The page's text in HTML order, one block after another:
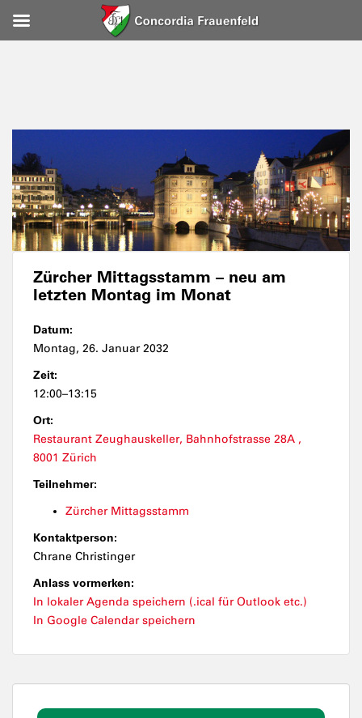
Zürcher Mittagsstamm – neu am
letzten Montag im Monat
Datum:
Montag, 26. Januar 2032
Zeit:
12:00–13:15
Ort:
Restaurant Zeughauskeller, Bahnhofstrasse 28A ,
8001 Zürich
Teilnehmer:
Zürcher Mittagsstamm
Kontaktperson:
Chrane Christinger
Anlass vormerken:
In lokaler Agenda speichern (.ical für Outlook etc.)
In Google Calendar speichern